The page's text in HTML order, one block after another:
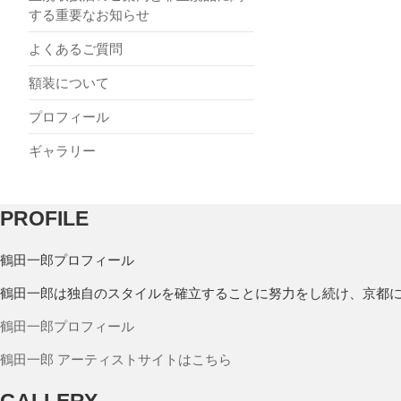
する重要なお知らせ
よくあるご質問
額装について
プロフィール
ギャラリー
PROFILE
鶴田一郎プロフィール
鶴田一郎は独自のスタイルを確立することに努力をし続け、京都
鶴田一郎プロフィール
鶴田一郎 アーティストサイトはこちら